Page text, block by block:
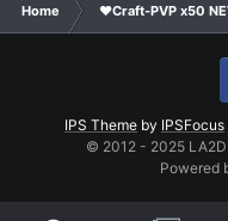
Home ❤Craft-PVP x50
IPS Theme by IPSFocus
© 2012 - 2025
Powered